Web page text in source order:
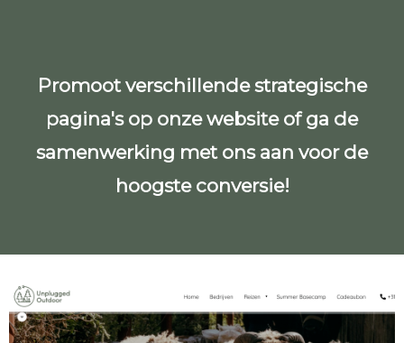
Promoot verschillende strategische
pagina's op onze website of ga de
samenwerking met ons aan voor de
hoogste conversie!